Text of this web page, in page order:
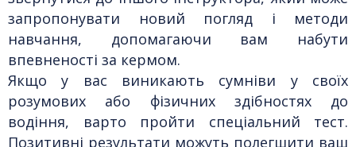
запропонувати новий погляд і методи
навчання, допомагаючи вам набути
впевненості за кермом.
Якщо у вас виникають сумніви у своїх
розумових або фізичних здібностях до
водіння, варто пройти спеціальний тест.
Позитивні результати можуть полегшити ваш